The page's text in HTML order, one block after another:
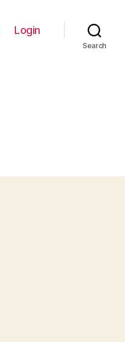
Login
Search